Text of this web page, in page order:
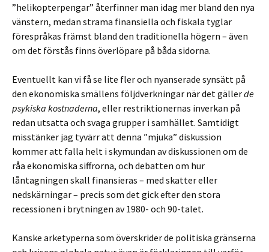
”helikopterpengar” återfinner man idag mer bland den nya
vänstern, medan strama finansiella och fiskala tyglar
förespråkas främst bland den traditionella högern – även
om det förstås finns överlöpare på båda sidorna.
Eventuellt kan vi få se lite fler och nyanserade synsätt på
den ekonomiska smällens följdverkningar när det gällerde
psykiska kostnaderna, eller restriktionernas inverkan på
redan utsatta och svaga grupper i samhället. Samtidigt
misstänker jag tyvärr att denna ”mjuka” diskussion
kommer att falla helt i skymundan av diskussionen om de
råa ekonomiska siffrorna, och debatten om hur
låntagningen skall finansieras – med skatter eller
nedskärningar – precis som det gick efter den stora
recessionen i brytningen av 1980- och 90-talet.
Kanske arketyperna som överskrider de politiska gränserna